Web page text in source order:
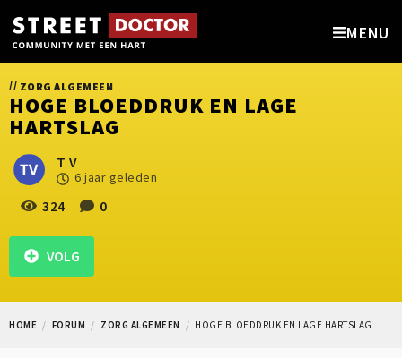
MENU
// ZORG ALGEMEEN
HOGE BLOEDDRUK EN LAGE
HARTSLAG
T V
6 jaar geleden
324 0
VOLG
HOME FORUM ZORG ALGEMEEN HOGE BLOEDDRUK EN LAGE HARTSLAG